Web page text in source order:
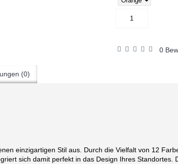
0
(0)
einzigartigen Stil aus. Durch die Vielfalt von 12
sich damit perfekt in das Design Ihres